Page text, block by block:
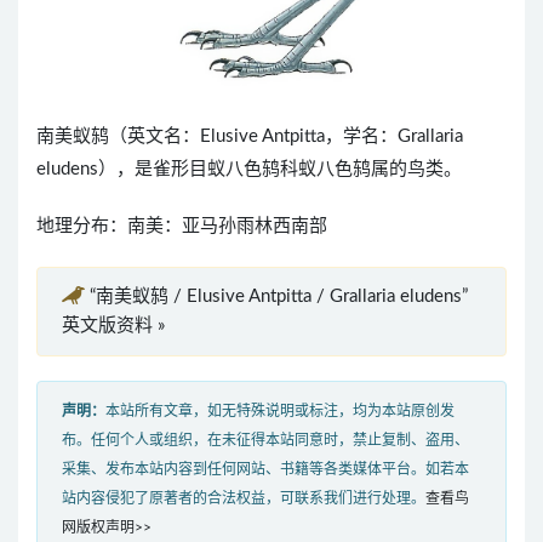
南美蚁鸫（英文名：Elusive Antpitta，学名：Grallaria
eludens），是雀形目蚁八色鸫科蚁八色鸫属的鸟类。
地理分布：南美：亚马孙雨林西南部
“南美蚁鸫 / Elusive Antpitta / Grallaria eludens”
英文版资料 »
声明： 本站所有文章，如无特殊说明或标注，均为本站原创发
布。任何个人或组织，在未征得本站同意时，禁止复制、盗用、
采集、发布本站内容到任何网站、书籍等各类媒体平台。如若本
站内容侵犯了原著者的合法权益，可联系我们进行处理。 查看鸟
网版权声明>>